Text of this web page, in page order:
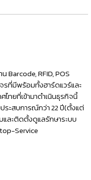
Mobile
Barcode, RFID, POS
รที่มีพร้อมทั้งฮาร์ดแวร์และ
ไทยที่เข้ามาดำเนินธุรกิจนี้
ระสบการณ์กว่า 22 ปี(ตั้งแต่
และติดตั้งดูแลรักษาระบบ
Service